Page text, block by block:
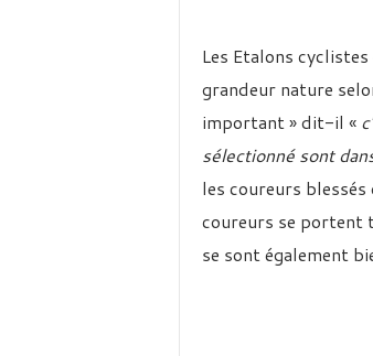
Les Etalons
grandeur nature
important » dit-il «
sélectionné sont
les coureurs
coureurs se portent
se sont également